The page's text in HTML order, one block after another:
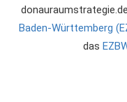
Baden-Württemberg
das